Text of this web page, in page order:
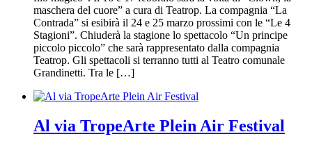
maschera del cuore” a cura di Teatrop. La compagnia “La
Contrada” si esibirà il 24 e 25 marzo prossimi con le “Le 4
Stagioni”. Chiuderà la stagione lo spettacolo “Un principe
piccolo piccolo” che sarà rappresentato dalla compagnia
Teatrop. Gli spettacoli si terranno tutti al Teatro comunale
Grandinetti. Tra le […]
Al via TropeArte Plein Air Festival